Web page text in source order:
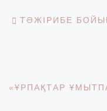
Post
ТӘЖІРИБЕ